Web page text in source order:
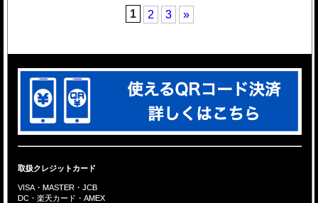
1 2 3 »
取扱クレジットカード
VISA・MASTER・JCB
DC・楽天カード・AMEX